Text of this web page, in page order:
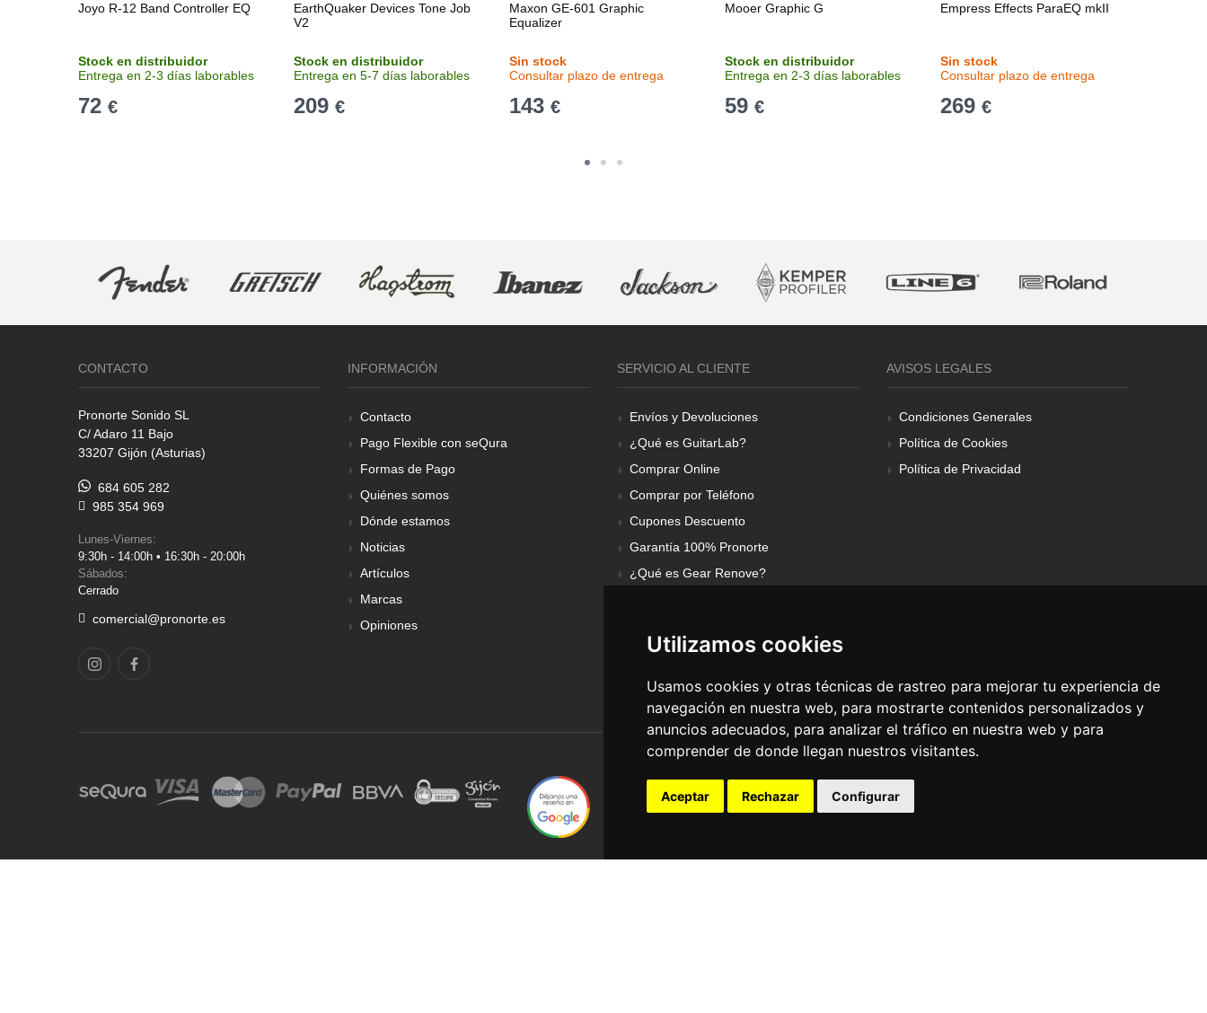
Utilizamos cookies
Usamos cookies y otras técnicas de rastreo para mejorar tu experiencia de
navegación en nuestra web, para mostrarte contenidos personalizados y
anuncios adecuados, para analizar el tráfico en nuestra web y para
comprender de donde llegan nuestros visitantes.
Aceptar Rechazar Configurar
Joyo R-12 Band Controller EQ
Stock en distribuidor
Entrega en 2-3 días laborables
72 €
EarthQuaker Devices Tone Job
V2
Stock en distribuidor
Entrega en 5-7 días laborables
209 €
Maxon GE-601 Graphic
Equalizer
Sin stock
Consultar plazo de entrega
143 €
Mooer Graphic G
Stock en distribuidor
Entrega en 2-3 días laborables
59 €
Empress Effects ParaEQ mkII
Sin stock
Consultar plazo de entrega
269 €
CONTACTO
Pronorte Sonido SL
C/ Adaro 11 Bajo
33207 Gijón (Asturias)
684 605 282
985 354 969
Lunes-Viernes:
9:30h - 14:00h • 16:30h - 20:00h
Sábados:
Cerrado
comercial@pronorte.es
INFORMACIÓN
Contacto
Pago Flexible con seQura
Formas de Pago
Quiénes somos
Dónde estamos
Noticias
Artículos
Marcas
Opiniones
SERVICIO AL CLIENTE
Envíos y Devoluciones
¿Qué es GuitarLab?
Comprar Online
Comprar por Teléfono
Cupones Descuento
Garantía 100% Pronorte
¿Qué es Gear Renove?
AVISOS LEGALES
Condiciones Generales
Política de Cookies
Política de Privacidad
© Pronorte Sonido SL. Todos los derechos reservados.